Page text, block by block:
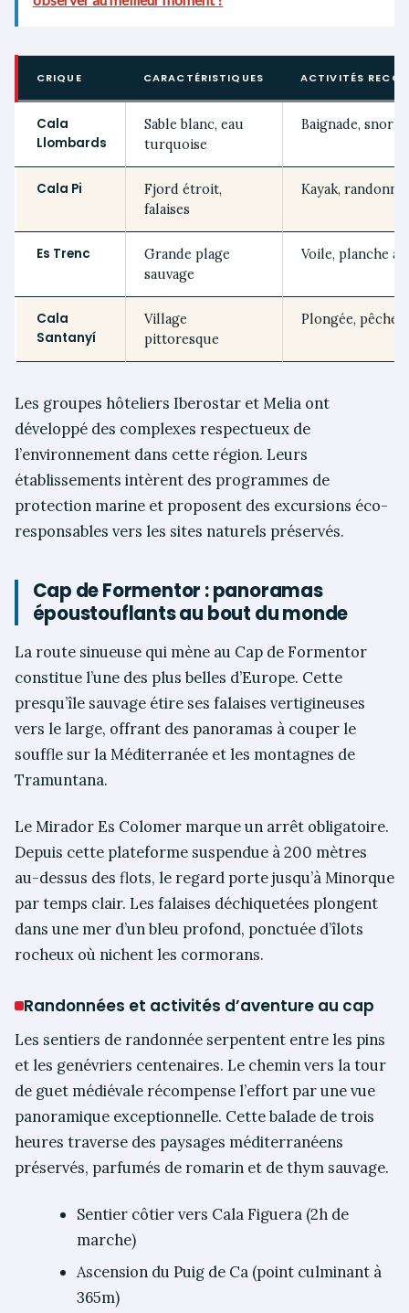
CRIQUE CARACTÉRISTIQUES ACTIVITÉS
Cala
Llombards
Sable blanc, eau
turquoise
Baignade,
Cala Pi
Fjord étroit,
falaises
Kayak,
Es Trenc
Grande plage
sauvage
Voile, planche à
Cala
Santanyí
Village
pittoresque
Plongée, pêche
Les groupes hôteliers Iberostar et Melia ont
développé des complexes respectueux de
l’environnement dans cette région. Leurs
établissements intèrent des programmes de
protection marine et proposent des excursions éco-
responsables vers les sites naturels préservés.
Cap de Formentor : panoramas
époustouflants au bout du monde
La route sinueuse qui mène au Cap de Formentor
constitue l’une des plus belles d’Europe. Cette
presqu’île sauvage étire ses falaises vertigineuses
vers le large, offrant des panoramas à couper le
souffle sur la Méditerranée et les montagnes de
Tramuntana.
Le Mirador Es Colomer marque un arrêt obligatoire.
Depuis cette plateforme suspendue à 200 mètres
au-dessus des flots, le regard porte jusqu’à Minorque
par temps clair. Les falaises déchiquetées plongent
dans une mer d’un bleu profond, ponctuée d’îlots
rocheux où nichent les cormorans.
Randonnées et activités d’aventure au cap
Les sentiers de randonnée serpentent entre les pins
et les genévriers centenaires. Le chemin vers la tour
de guet médiévale récompense l’effort par une vue
panoramique exceptionnelle. Cette balade de trois
heures traverse des paysages méditerranéens
préservés, parfumés de romarin et de thym sauvage.
Sentier côtier vers Cala Figuera (2h de
marche)
Ascension du Puig de Ca (point culminant à
365m)